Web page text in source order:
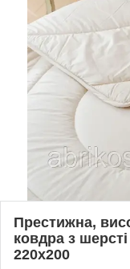
Престижна,
ковдра з
220х200